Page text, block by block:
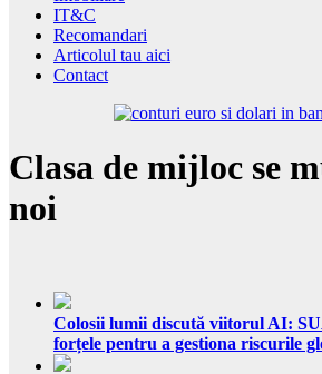
IT&C
Recomandari
Articolul tau aici
Contact
Clasa de mijloc se
noi
Colosii lumii discută viitorul AI:
forțele pentru a gestiona riscurile